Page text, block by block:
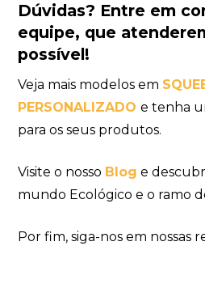
Dúvidas? Entre em
equipe, que
possível!
Veja mais modelos em
PERSONALIZADO e tenha
para os seus produtos.
Visite o nosso Blog e
mundo Ecológico e o ramo
Por fim, siga-nos em nossas